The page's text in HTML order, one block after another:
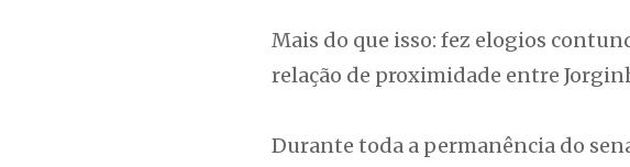
Mais do que isso: fez elogios
relação de proximidade entre
Durante toda a permanência do